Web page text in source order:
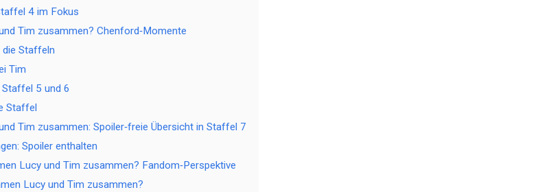
4 im Fokus
Tim zusammen? Chenford‑Momente
die Staffeln
Tim
5 und 6
Staffel
Tim zusammen: Spoiler‑freie Übersicht in Staffel 7
Spoiler enthalten
Lucy und Tim zusammen? Fandom‑Perspektive
Lucy und Tim zusammen?